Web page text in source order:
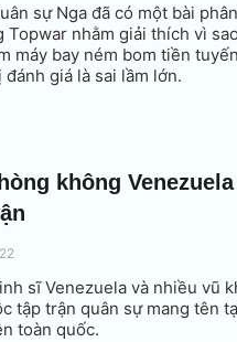
sự Nga đã có một bài
Topwar nhằm giải thích vì
máy bay ném bom tiền
đánh giá là sai lầm lớn.
không
sĩ Venezuela và nhiều vũ
tập trận quân sự mang tên
toàn quốc.